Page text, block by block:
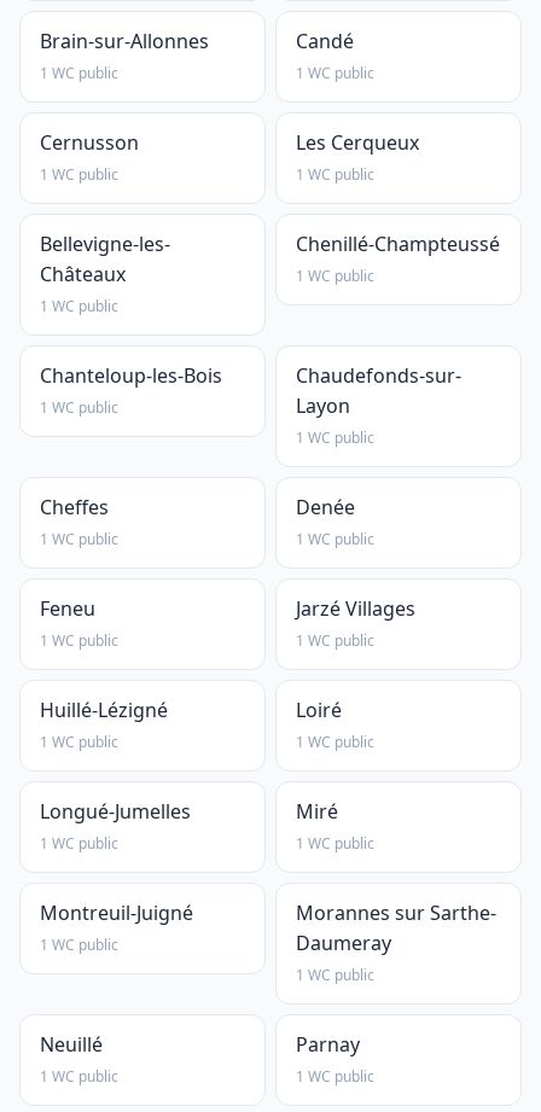
Brain-sur-Allonnes
1 WC public
Candé
1 WC public
Cernusson
1 WC public
Les Cerqueux
1 WC public
Bellevigne-les-
Châteaux
1 WC public
Chenillé-Champteussé
1 WC public
Chanteloup-les-Bois
1 WC public
Chaudefonds-sur-
Layon
1 WC public
Cheffes
1 WC public
Denée
1 WC public
Feneu
1 WC public
Jarzé Villages
1 WC public
Huillé-Lézigné
1 WC public
Loiré
1 WC public
Longué-Jumelles
1 WC public
Miré
1 WC public
Montreuil-Juigné
1 WC public
Morannes sur Sarthe-
Daumeray
1 WC public
Neuillé
1 WC public
Parnay
1 WC public